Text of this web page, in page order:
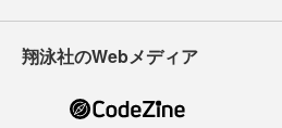
翔泳社のWebメディア